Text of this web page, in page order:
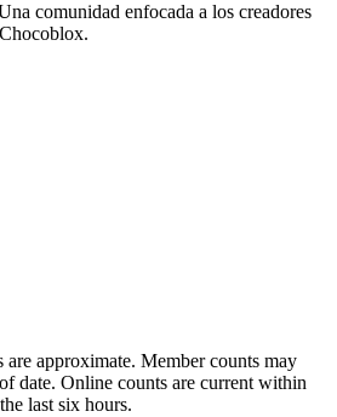
comunidad enfocada a los creadores
are approximate. Member counts may
date. Online counts are current within
the last six hours.